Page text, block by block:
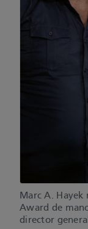
Marc A.
Award de
director